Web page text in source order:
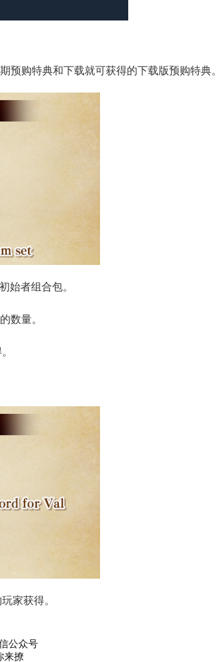
预购特典和下载就可获得的下载版预购特典。
始者组合包。
数量。
家获得。
公众号
来撩